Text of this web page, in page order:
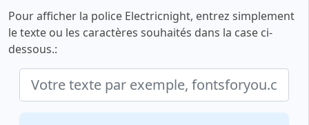
Pour afficher la police Electricnight, entrez simplement
le texte ou les caractères souhaités dans la case ci-
dessous.: